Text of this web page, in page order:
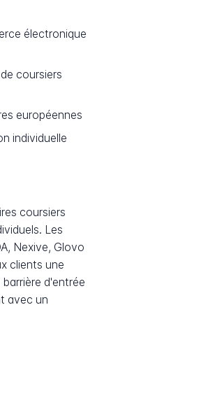
électronique
coursiers
européennes
individuelle
coursiers
Les
Nexive, Glovo
clients une
d'entrée
avec un